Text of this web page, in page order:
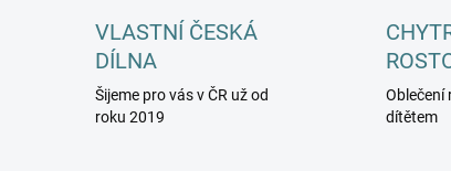
VLASTNÍ ČESKÁ
DÍLNA
Šijeme pro vás v ČR už od
roku 2019
Oblečení
dítětem